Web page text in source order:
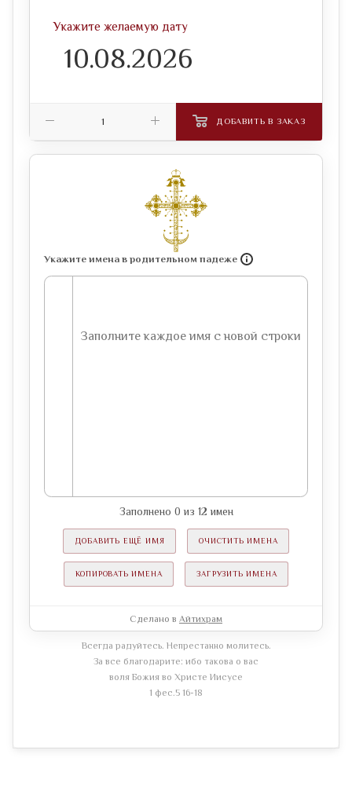
Укажите имена в родительном падеже
Заполнено 0 из 12 имен
ДОБАВИТЬ ЕЩЁ ИМЯ ОЧИСТИТЬ ИМЕНА
КОПИРОВАТЬ ИМЕНА ЗАГРУЗИТЬ ИМЕНА
Сделано в Айтихрам
Всегда радуйтесь. Непрестанно молитесь.
За все благодарите: ибо такова о вас
воля Божия во Христе Иисусе
1 фес.5 16-18
Укажите желаемую дату
ДОБАВИТЬ В ЗАКАЗ